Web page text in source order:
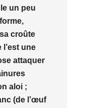
un peu
croûte
une
attaquer
aloi ;
(de l’œuf